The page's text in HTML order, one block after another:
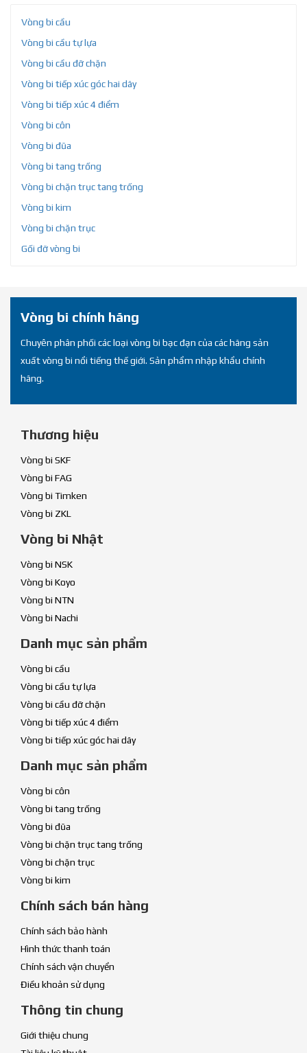
Vòng bi cầu
Vòng bi cầu tự lựa
Vòng bi cầu đỡ chặn
Vòng bi tiếp xúc góc hai dãy
Vòng bi tiếp xúc 4 điểm
Vòng bi côn
Vòng bi đũa
Vòng bi tang trống
Vòng bi chặn trục tang trống
Vòng bi kim
Vòng bi chặn trục
Gối đỡ vòng bi
Vòng bi chính hãng
Chuyên phân phối các loại vòng bi bạc đạn của các hãng sản
xuất vòng bi nổi tiếng thế giới. Sản phẩm nhập khẩu chính
hãng.
Thương hiệu
Vòng bi SKF
Vòng bi FAG
Vòng bi Timken
Vòng bi ZKL
Vòng bi Nhật
Vòng bi NSK
Vòng bi Koyo
Vòng bi NTN
Vòng bi Nachi
Danh mục sản phẩm
Vòng bi cầu
Vòng bi cầu tự lựa
Vòng bi cầu đỡ chặn
Vòng bi tiếp xúc 4 điểm
Vòng bi tiếp xúc góc hai dãy
Danh mục sản phẩm
Vòng bi côn
Vòng bi tang trống
Vòng bi đũa
Vòng bi chặn trục tang trống
Vòng bi chặn trục
Vòng bi kim
Chính sách bán hàng
Chính sách bảo hành
Hình thức thanh toán
Chính sách vận chuyển
Điều khoản sử dụng
Thông tin chung
Giới thiệu chung